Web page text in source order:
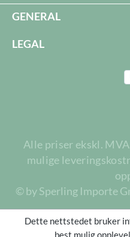
GENERAL
LEGAL
Alle priser ekskl.
mulige
© by Sperling Importe
Dette nettstedet bruker
best mulig